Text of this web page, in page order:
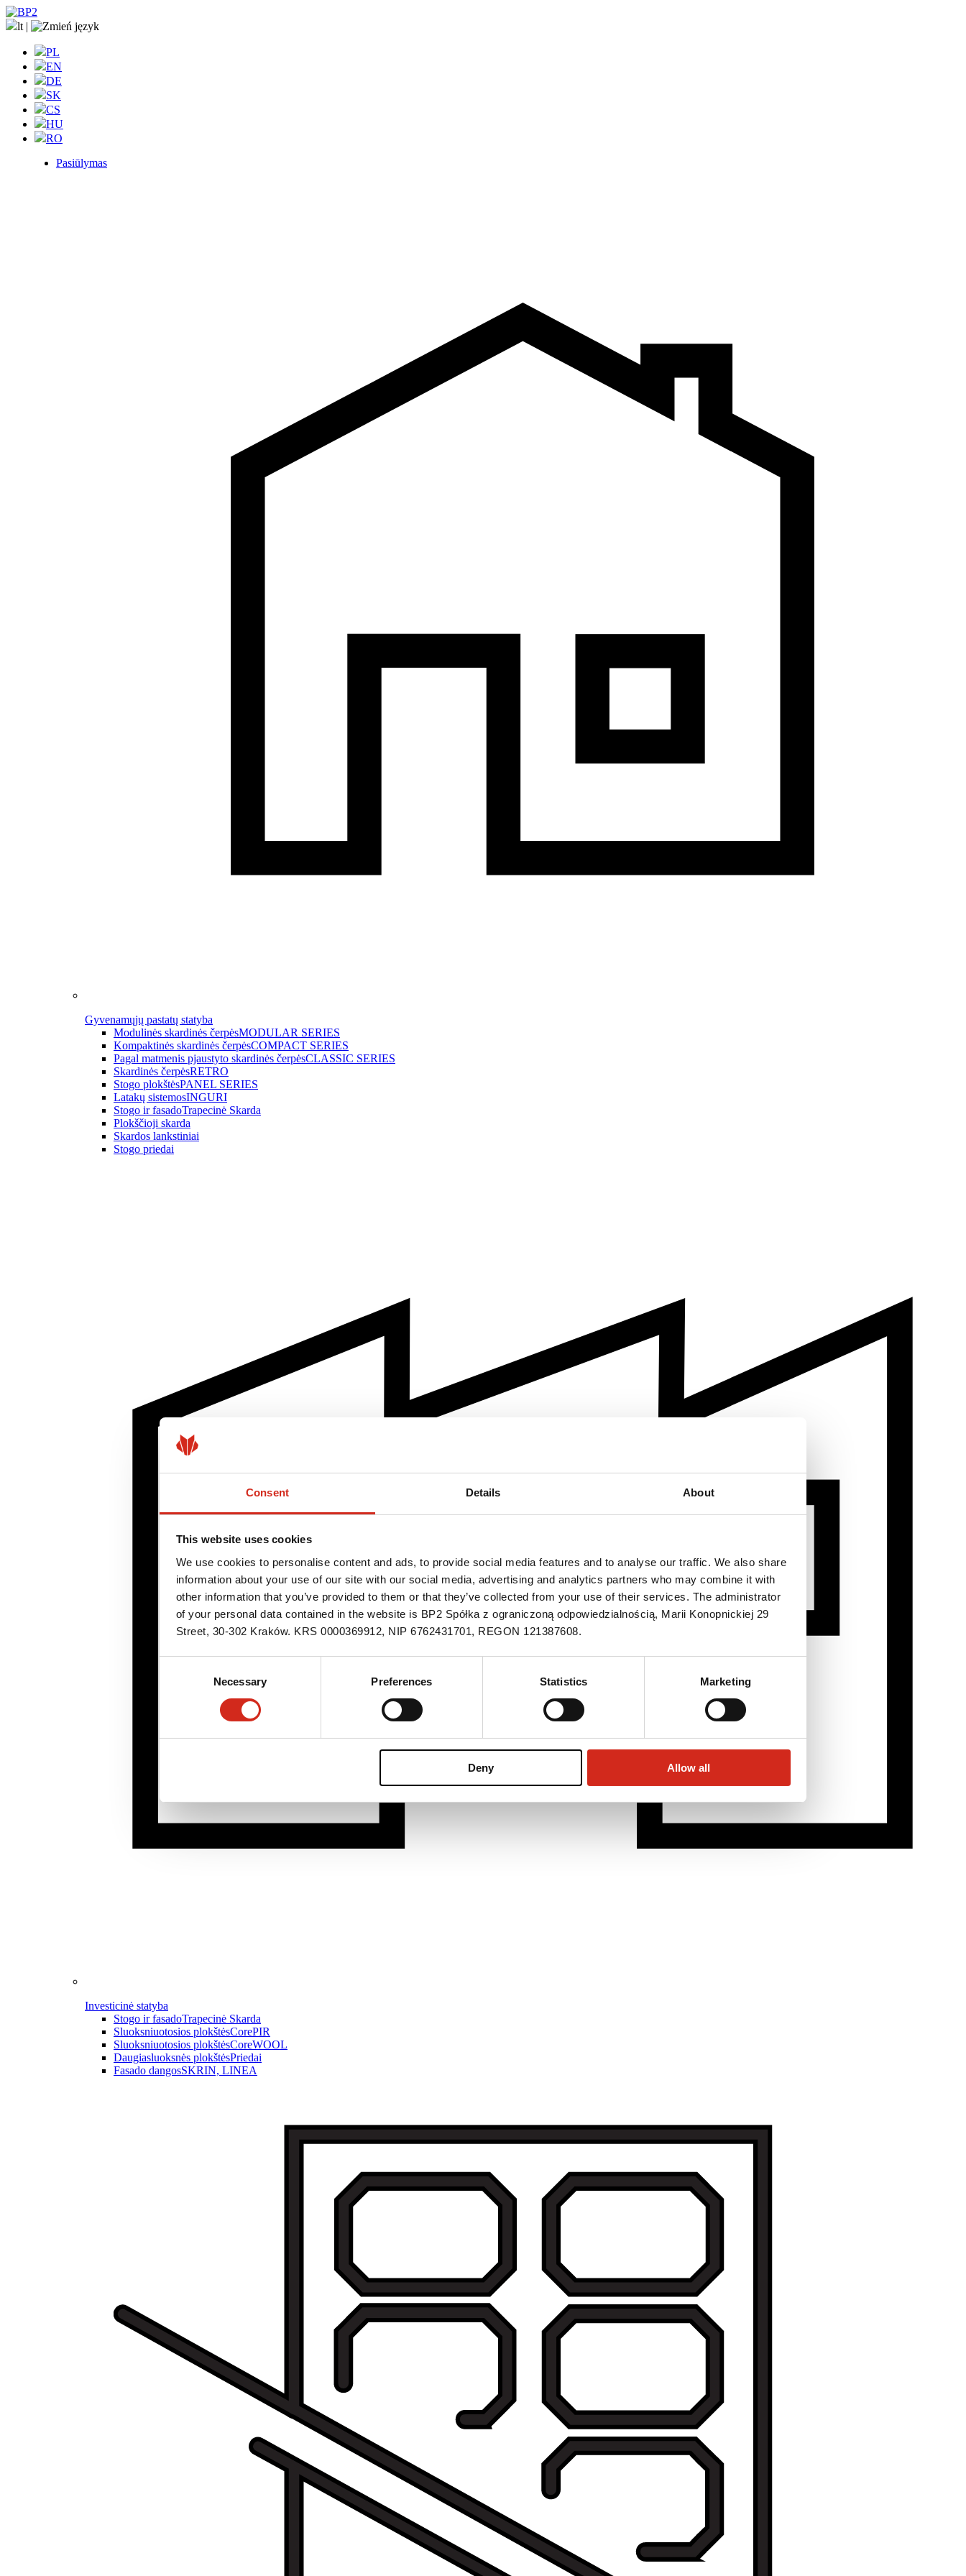
Consent Details About
This website uses cookies
We use cookies to personalise content and ads, to provide social media features and to analyse our traffic. We also share
information about your use of our site with our social media, advertising and analytics partners who may combine it with
other information that you’ve provided to them or that they’ve collected from your use of their services. The administrator
of your personal data contained in the website is BP2 Spółka z ograniczoną odpowiedzialnością, Marii Konopnickiej 29
Street, 30-302 Kraków. KRS 0000369912, NIP 6762431701, REGON 121387608.
Necessary Preferences Statistics Marketing
Deny Allow all
lt |
PL
EN
DE
SK
CS
HU
RO
Pasiūlymas
Gyvenamųjų pastatų statyba
Modulinės skardinės čerpėsMODULAR SERIES
Kompaktinės skardinės čerpėsCOMPACT SERIES
Pagal matmenis pjaustyto skardinės čerpėsCLASSIC SERIES
Skardinės čerpėsRETRO
Stogo plokštėsPANEL SERIES
Latakų sistemosINGURI
Stogo ir fasadoTrapecinė Skarda
Plokščioji skarda
Skardos lankstiniai
Stogo priedai
Investicinė statyba
Stogo ir fasadoTrapecinė Skarda
Sluoksniuotosios plokštėsCorePIR
Sluoksniuotosios plokštėsCoreWOOL
Daugiasluoksnės plokštėsPriedai
Fasado dangosSKRIN, LINEA